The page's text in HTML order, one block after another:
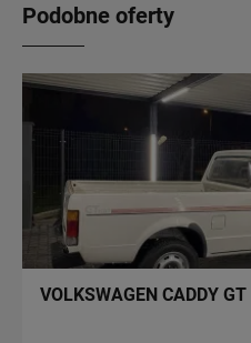
Podobne oferty
VOLKSWAGEN CADDY